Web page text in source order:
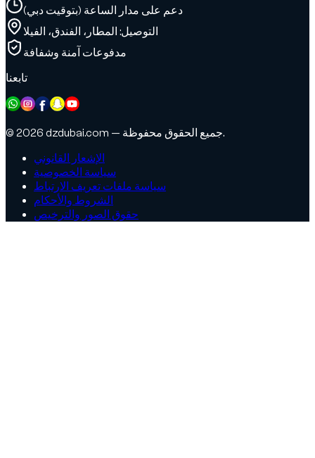
دعم على مدار الساعة (بتوقيت دبي)
التوصيل: المطار، الفندق، الفيلا
مدفوعات آمنة وشفافة
تابعنا
© 2026 dzdubai.com — جميع الحقوق محفوظة.
الإشعار القانوني
سياسة الخصوصية
سياسة ملفات تعريف الارتباط
الشروط والأحكام
حقوق الصور والترخيص